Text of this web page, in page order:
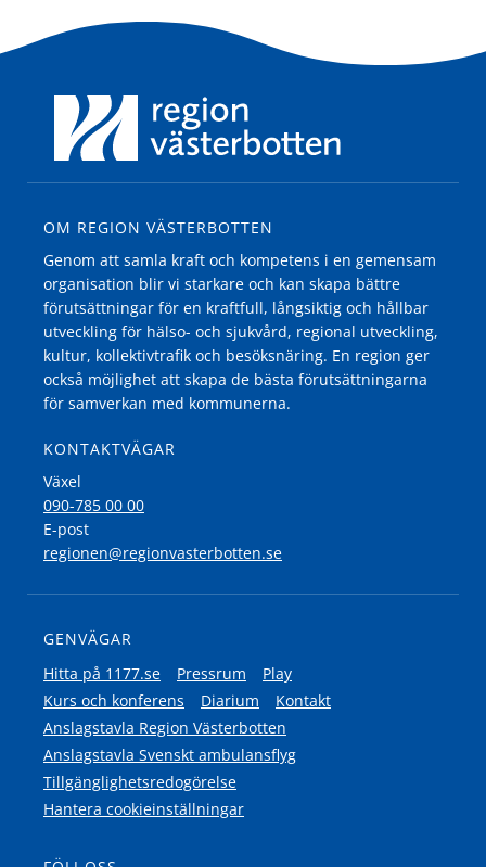
OM REGION VÄSTERBOTTEN
Genom att samla kraft och kompetens i en gemensam
organisation blir vi starkare och kan skapa bättre
förutsättningar för en kraftfull, långsiktig och hållbar
utveckling för hälso- och sjukvård, regional utveckling,
kultur, kollektivtrafik och besöksnäring. En region ger
också möjlighet att skapa de bästa förutsättningarna
för samverkan med kommunerna.
KONTAKTVÄGAR
Växel
090-785 00 00
E-post
regionen@regionvasterbotten.se
GENVÄGAR
Hitta på 1177.se
Pressrum
Play
Kurs och konferens
Diarium
Kontakt
Anslagstavla Region Västerbotten
Anslagstavla Svenskt ambulansflyg
Tillgänglighetsredogörelse
Hantera cookieinställningar